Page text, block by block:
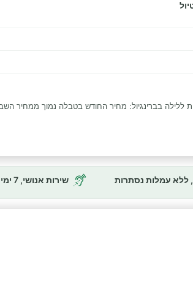
ללילה בברינגיול: מחיר החודש בטבלה נמוך ממחיר
ללא עמלות נסתרות שירות אנושי, 7 ימים בשבוע